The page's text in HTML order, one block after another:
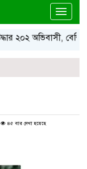
২০২ অভিবাসী,
৪৫ বার দেখা হয়েছে